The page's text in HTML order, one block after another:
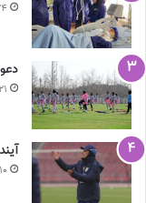
دعوت